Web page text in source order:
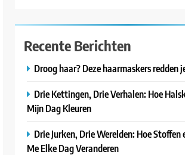
Recente Berichten
Droog haar? Deze haarmaskers redden
Drie Kettingen, Drie Verhalen: Hoe
Mijn Dag Kleuren
Drie Jurken, Drie Werelden: Hoe Stoffen
Me Elke Dag Veranderen